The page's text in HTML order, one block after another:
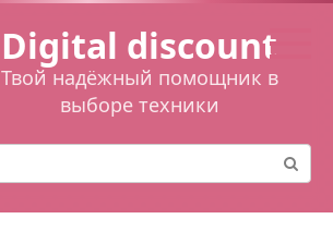
Digital discount
Твой надёжный помощник в
выборе техники